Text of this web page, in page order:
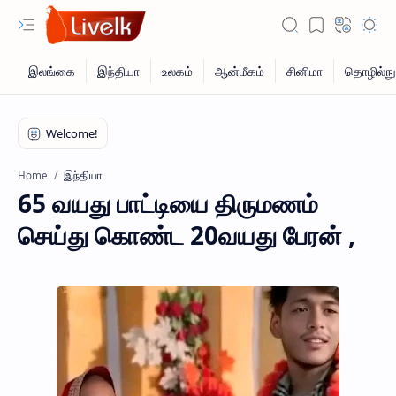
Home இந்தியா
65 வயது பாட்டியை திருமணம்
செய்து கொண்ட 20வயது பேரன் ,